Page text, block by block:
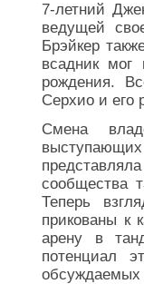
7-летний
ведущей
Брэйкер
всадник мог
рождения.
Серхио и его
Смена
сообщества
Теперь
прикованы к
арену в
потенциал
обсуждаемых